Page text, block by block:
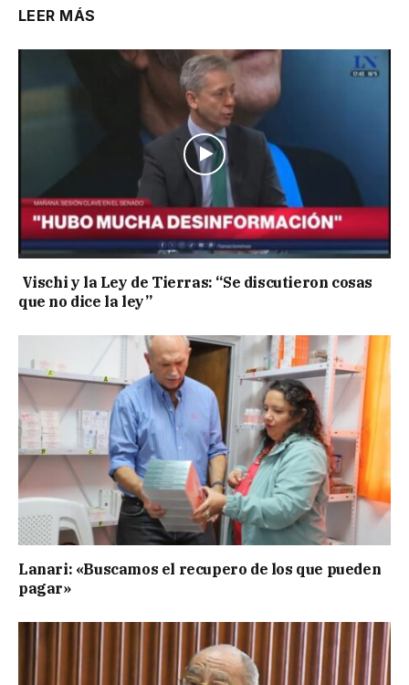
LEER MÁS
Vischi y la Ley de Tierras: “Se discutieron cosas
que no dice la ley”
Lanari: «Buscamos el recupero de los que pueden
pagar»